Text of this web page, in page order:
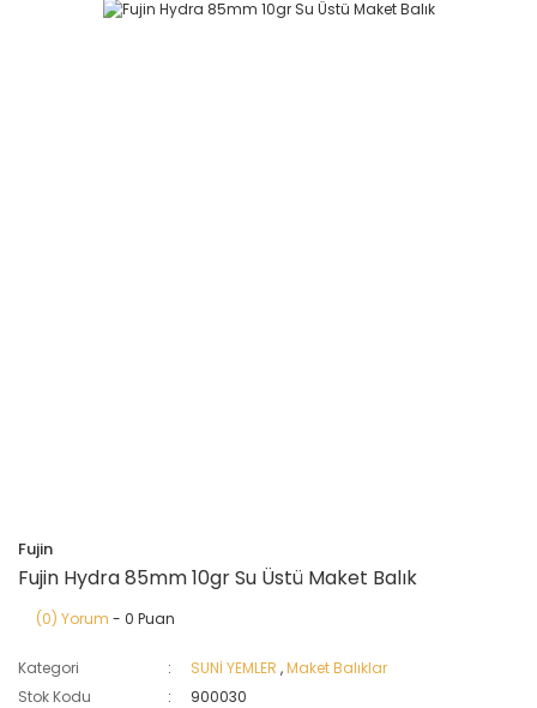
Fujin
Fujin Hydra 85mm 10gr Su Üstü Maket Balık
(0) Yorum - 0 Puan
Kategori SUNİ YEMLER ,Maket Balıklar
Stok Kodu
900030